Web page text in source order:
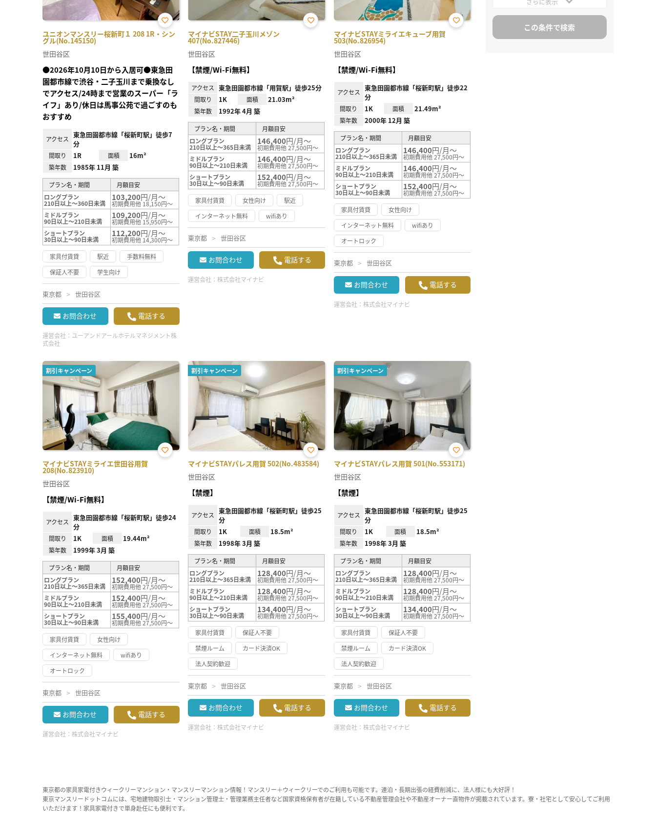
ユニオンマンスリー桜新町１ 208 1R・シン
グル(No.145150)
お気
に入
世田谷区
●2026年10月10日から入居可●東急田
園都市線で渋谷・二子玉川まで乗換なし
でアクセス/24時まで営業のスーパー「ラ
イフ」あり/休日は馬事公苑で過ごすのも
おすすめ
アクセス
東急田園都市線「桜新町駅」徒歩7
分
間取り 1R 面積 16m²
築年数 1985年 11月 築
プラン名・期間
月額目安
ロングプラン
210日以上～360日未満
103,200円/月～
初期費用他 18,150円～
ミドルプラン
90日以上～210日未満
109,200円/月～
初期費用他 15,950円～
ショートプラン
30日以上～90日未満
112,200円/月～
初期費用他 14,300円～
家具付賃貸
駅近
手数料無料
保証人不要
学生向け
東京都 世田谷区
お問合わせ 電話する
運営会社： ユーアンドアールホテルマネジメント株
式会社
マイナビSTAY二子玉川メゾン
407(No.827446)
お気
世田谷区
【禁煙/Wi-Fi無料】
アクセス 東急田園都市線「用賀駅」徒歩25分
間取り 1K 面積 21.03m²
築年数 1992年 4月 築
プラン名・期間
月額目安
ロングプラン
210日以上～365日未満
146,400円/月～
初期費用他 27,500円～
ミドルプラン
90日以上～210日未満
146,400円/月～
初期費用他 27,500円～
ショートプラン
30日以上～90日未満
152,400円/月～
初期費用他 27,500円～
家具付賃貸
女性向け
駅近
インターネット無料
wifiあり
東京都 世田谷区
お問合わせ 電話する
運営会社：株式会社マイナビ
マイナビSTAYミライエキューブ用賀
503(No.826954)
お気
世田谷区
【禁煙/Wi-Fi無料】
アクセス
東急田園都市線「桜新町駅」徒歩22
分
間取り 1K 面積 21.49m²
築年数 2000年 12月 築
プラン名・期間
月額目安
ロングプラン
210日以上～365日未満
146,400円/月～
初期費用他 27,500円～
ミドルプラン
90日以上～210日未満
146,400円/月～
初期費用他 27,500円～
ショートプラン
30日以上～90日未満
152,400円/月～
初期費用他 27,500円～
家具付賃貸
女性向け
インターネット無料
wifiあり
オートロック
東京都 世田谷区
お問合わせ 電話する
運営会社： 株式会社マイナビ
割引キャンペーン
マイナビSTAYミライエ世田谷用賀
208(No.823910)
お気
世田谷区
【禁煙/Wi-Fi無料】
アクセス
東急田園都市線「桜新町駅」徒歩24
分
間取り 1K 面積 19.44m²
築年数 1999年 3月 築
プラン名・期間
月額目安
ロングプラン
210日以上～365日未満
152,400円/月～
初期費用他 27,500円～
ミドルプラン
90日以上～210日未満
152,400円/月～
初期費用他 27,500円～
ショートプラン
30日以上～90日未満
155,400円/月～
初期費用他 27,500円～
家具付賃貸
女性向け
インターネット無料
wifiあり
オートロック
東京都 世田谷区
お問合わせ 電話する
運営会社： 株式会社マイナビ
割引キャンペーン
マイナビSTAYパレス用賀 502(No.483584)
お気
に入
世田谷区
【禁煙】
アクセス
東急田園都市線「桜新町駅」徒歩25
分
間取り 1K 面積 18.5m²
築年数 1998年 3月 築
プラン名・期間
月額目安
ロングプラン
210日以上～365日未満
128,400円/月～
初期費用他 27,500円～
ミドルプラン
90日以上～210日未満
128,400円/月～
初期費用他 27,500円～
ショートプラン
30日以上～90日未満
134,400円/月～
初期費用他 27,500円～
家具付賃貸
保証人不要
禁煙ルーム
カード決済OK
法人契約歓迎
東京都 世田谷区
お問合わせ 電話する
運営会社：株式会社マイナビ
割引キャンペーン
マイナビSTAYパレス用賀 501(No.553171)
お気
に入
世田谷区
【禁煙】
アクセス
東急田園都市線「桜新町駅」徒歩25
分
間取り 1K 面積 18.5m²
築年数 1998年 3月 築
プラン名・期間
月額目安
ロングプラン
210日以上～365日未満
128,400円/月～
初期費用他 27,500円～
ミドルプラン
90日以上～210日未満
128,400円/月～
初期費用他 27,500円～
ショートプラン
30日以上～90日未満
134,400円/月～
初期費用他 27,500円～
家具付賃貸
保証人不要
禁煙ルーム
カード決済OK
法人契約歓迎
東京都 世田谷区
お問合わせ 電話する
運営会社： 株式会社マイナビ
東京都の家具家電付きウィークリーマンション・マンスリーマンション情報！マンスリー＋ウィークリーでのご利用も可能です。連泊・長期出張の経費削減に、法人様にも大好評！
東京マンスリードットコムには、宅地建物取引士・マンション管理士・管理業務主任者など国家資格保有者が在籍している不動産管理会社や不動産オーナー直物件が掲載されています。寮・社宅として安心してご利用
いただけます！家具家電付きで単身赴任にも便利です。